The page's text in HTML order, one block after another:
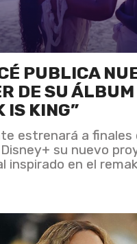
PUBLICA
DE SU
IS KING”
estrenará a finales
su nuevo
inspirado en el